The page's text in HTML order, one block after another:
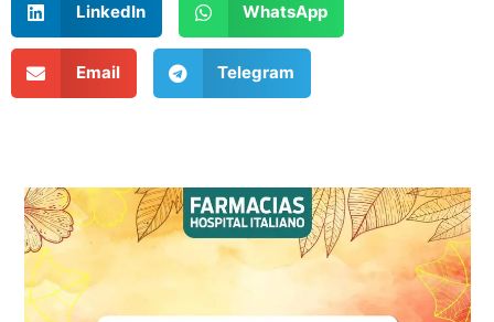
LinkedIn WhatsApp
Email Telegram